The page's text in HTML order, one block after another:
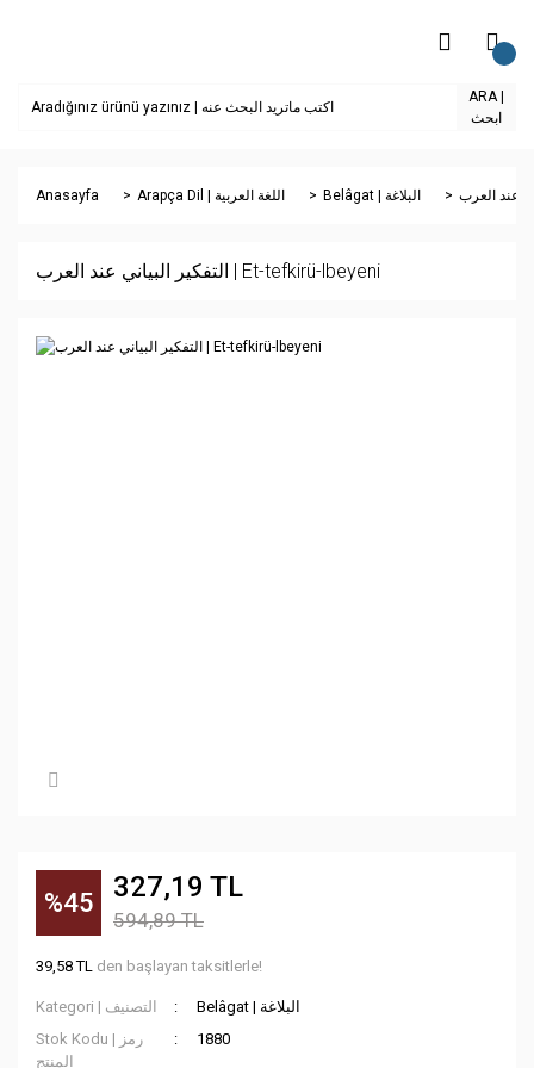
ARA |
ابحث
Anasayfa Arapça Dil | اللغة العربية Belâgat | البلاغة
التفكير البياني عند العرب | Et-tefkirü-lbeyeni
%45 327,19 TL
594,89 TL
39,58 TL den başlayan taksitlerle!
Kategori | التصنيف
Belâgat | البلاغة
Stok Kodu | رمز
المنتج
1880